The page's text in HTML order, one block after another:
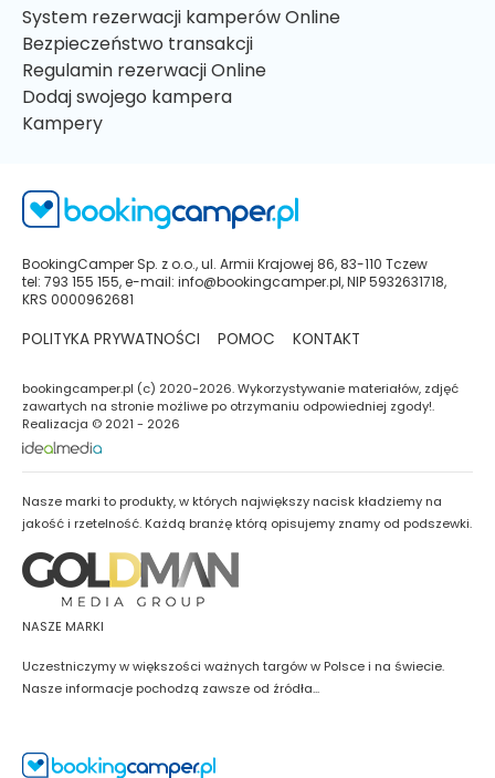
System rezerwacji kamperów Online
Bezpieczeństwo transakcji
Regulamin rezerwacji Online
Dodaj swojego kampera
Kampery
BookingCamper Sp. z o.o., ul. Armii Krajowej 86, 83-110 Tczew
tel: 793 155 155, e-mail: info@bookingcamper.pl, NIP 5932631718,
KRS 0000962681
POLITYKA PRYWATNOŚCI POMOC KONTAKT
bookingcamper.pl (c) 2020-2026. Wykorzystywanie materiałów, zdjęć
zawartych na stronie możliwe po otrzymaniu odpowiedniej zgody!.
Realizacja © 2021 - 2026
Nasze marki to produkty, w których największy nacisk kładziemy na
jakość i rzetelność. Każdą branżę którą opisujemy znamy od podszewki.
NASZE MARKI
Uczestniczymy w większości ważnych targów w Polsce i na świecie.
Nasze informacje pochodzą zawsze od źródła...